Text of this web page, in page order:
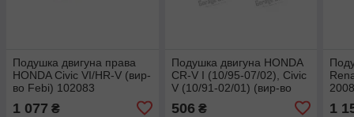
Подушка двигуна права
HONDA Civic VI/HR-V (вир-
во Febi) 102083
1 077 ₴
Подушка двигуна HONDA
CR-V I (10/95-07/02), Civic
V (10/91-02/01) (вир-во
MEYLE) 31-14 508 0045
506 ₴ 1